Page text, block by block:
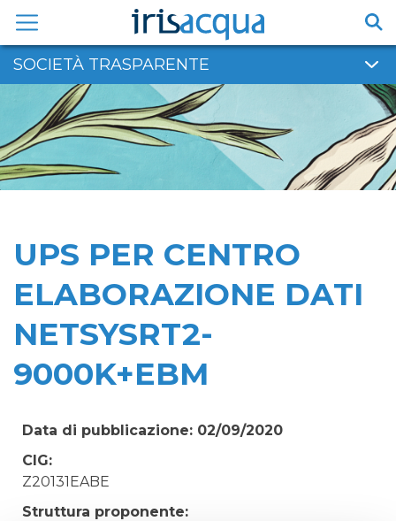
contenuto
SOCIETÀ TRASPARENTE
UPS PER CENTRO
ELABORAZIONE DATI
NETSYSRT2-
9000K+EBM
Data di pubblicazione: 02/09/2020
CIG:
Z20131EABE
Struttura proponente: